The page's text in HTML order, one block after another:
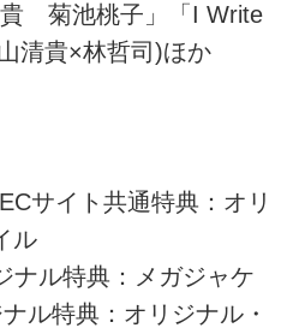
貴 菊池桃子」「I Write
清貴×林哲司)ほか
サイト共通特典：オリ
ル
ナル特典：メガジャケ
ル特典：オリジナル・